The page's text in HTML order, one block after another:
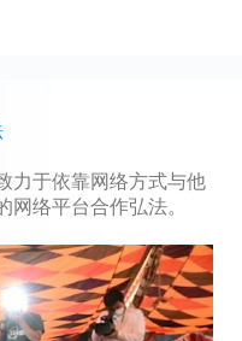
力于依靠网络方式与他
网络平台合作弘法。